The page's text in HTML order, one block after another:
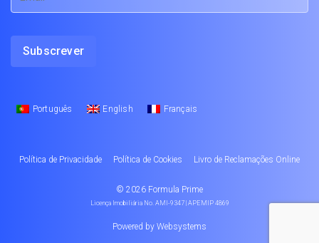
Português English Français
Política de Privacidade Política de Cookies Livro de Reclamações Online
© 2026 Formula Prime
Licença Imobiliária No. AMI-9347 | APEMIP 4869
Powered by Websystems